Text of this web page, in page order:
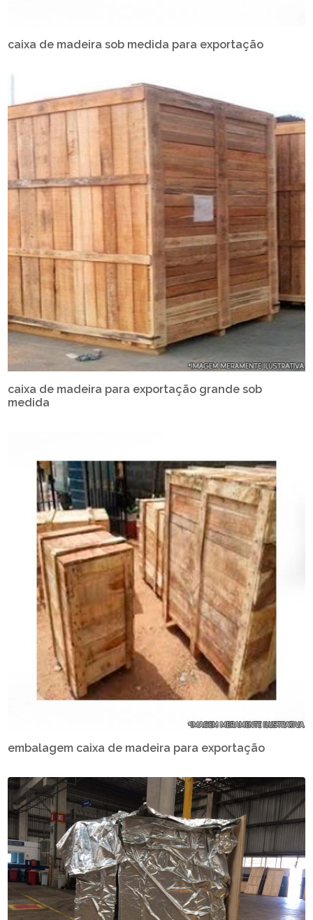
caixa de madeira sob medida para exportação
caixa de madeira para exportação grande sob
medida
embalagem caixa de madeira para exportação